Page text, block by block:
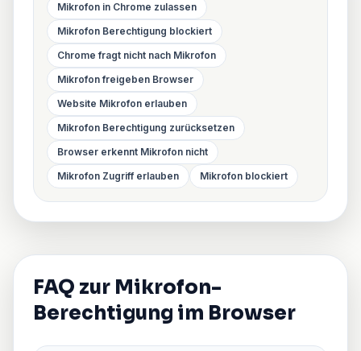
Mikrofon in Chrome zulassen
Mikrofon Berechtigung blockiert
Chrome fragt nicht nach Mikrofon
Mikrofon freigeben Browser
Website Mikrofon erlauben
Mikrofon Berechtigung zurücksetzen
Browser erkennt Mikrofon nicht
Mikrofon Zugriff erlauben
Mikrofon blockiert
FAQ zur Mikrofon-
Berechtigung im Browser